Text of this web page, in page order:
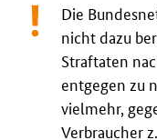
Die
nicht dazu
Straftaten
entgegen zu
vielmehr,
Verbraucher